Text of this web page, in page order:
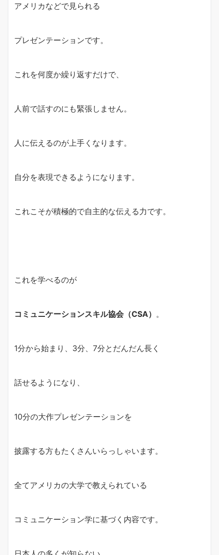
アメリカなどで見られる
プレゼンテーションです。
これを何度か繰り返すだけで、
人前で話すのにも緊張しません。
人に伝えるのが上手くなります。
自分を表現できるようになります。
これこそが積極的で自主的な伝える力です。
これを学べるのが
コミュニケーションスキル協会（CSA） 。
1分から始まり、3分、7分とだんだん長く
話せるようになり、
10分の大作プレゼンテーションを
披露する方もたくさんいらっしゃいます。
全てアメリカの大学で教えられている
コミュニケーション学に基づく内容です。